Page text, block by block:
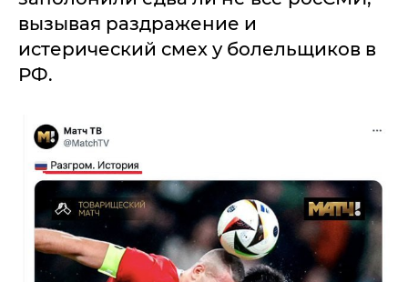
вызывая раздражение и
истерический смех у болельщиков в
РФ.